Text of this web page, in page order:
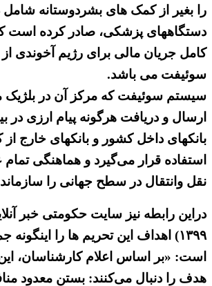
را بغیر از کمک های بشردوستانه شامل
دستگاههای پزشکی، صادر کرده است
کامل جریان مالی برای رژیم آخوندی
سوئیفت می باشد.
سیستم سوئیفت که مرکز آن در
ارسال و دریافت هرگونه پیام ارزی در
بانکهای داخل کشور و بانکهای خارج
استفاده قرار می‌گیرد و هماهنگی
نقل وانتقال در سطح جهانی را
۱۳۹۹) اهداف این تحریم ها را
است: «بر اساس اعلام کارشناسان،
هدف را دنبال می‌کنند: بستن معدود